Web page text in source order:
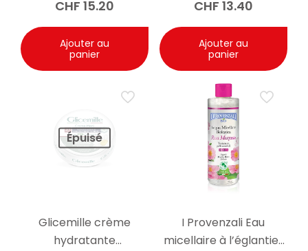
CHF 15.20
Ajouter au
panier
CHF 13.40
Ajouter au
panier
Épuisé
Glicemille crème
hydratante
I Provenzali Eau
micellaire à l’églantier